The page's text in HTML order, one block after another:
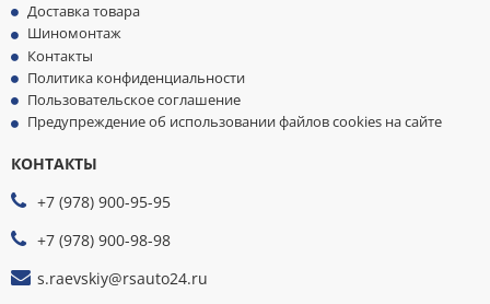
Доставка товара
Шиномонтаж
Контакты
Политика конфиденциальности
Пользовательское соглашение
Предупреждение об использовании файлов cookies на сайте
КОНТАКТЫ
+7 (978) 900-95-95
+7 (978) 900-98-98
s.raevskiy@rsauto24.ru